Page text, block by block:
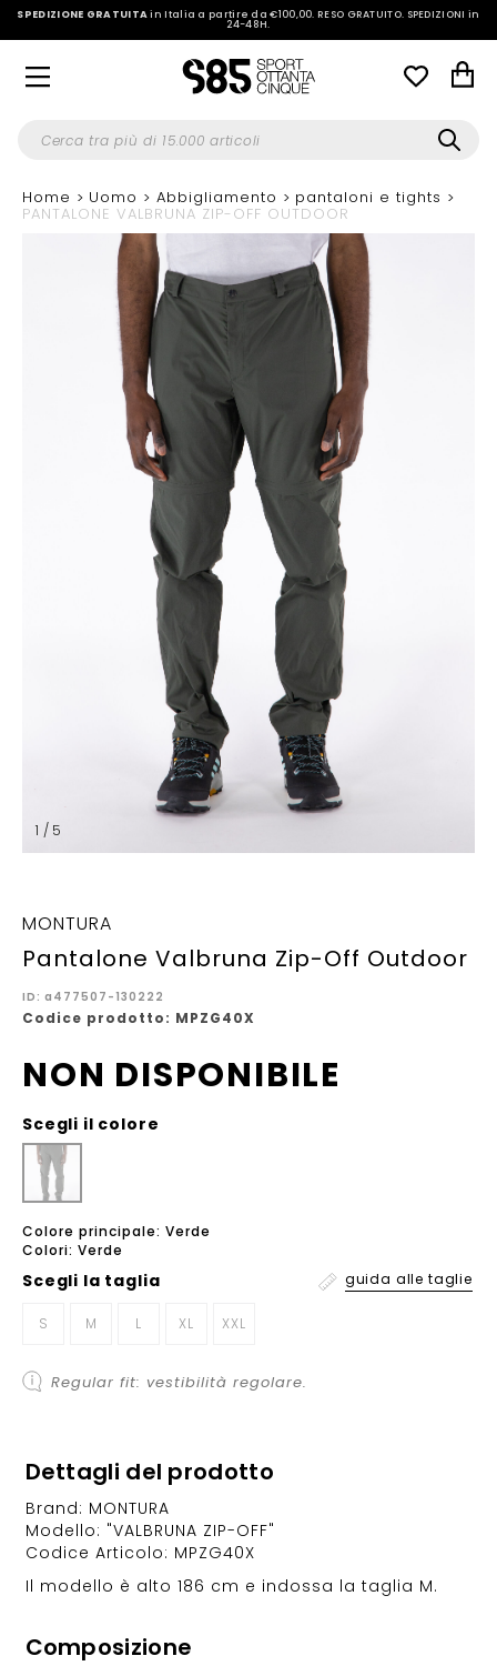
SPEDIZIONE GRATUITAin Italia a partire da €100,00.RESO GRATUITO. SPEDIZIONI in
24-48H.
Home Uomo Abbigliamento pantaloni e tights
PANTALONE VALBRUNA ZIP-OFF OUTDOOR
1 / 5
MONTURA
Pantalone Valbruna Zip-Off Outdoor
ID: a477507-130222
Codice prodotto: MPZG40X
NON DISPONIBILE
Scegli il colore
Colore principale: Verde
Colori: Verde
Scegli la taglia guida alle taglie
S M L XL XXL
Regular fit: vestibilità regolare.
Dettagli del prodotto
Brand: MONTURA
Modello: "VALBRUNA ZIP-OFF"
Codice Articolo: MPZG40X
Il modello è alto 186 cm e indossa la taglia M.
Composizione